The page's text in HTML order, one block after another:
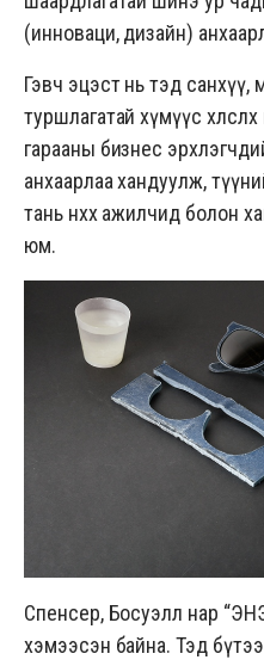
(инноваци, дизайн)
Гэвч эцэст нь тэд санхүү,
туршлагатай хүмүүс
гарааны бизнес
анхаарлаа хандуулж,
тань нөхөх ажилчид болон
юм.
Спенсер, Босуэлл нар
хэмээсэн байна. Тэд